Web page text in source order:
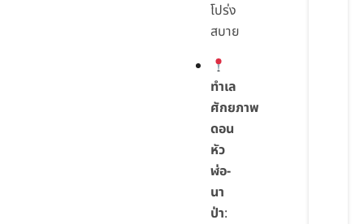
โปร่ง
สบาย
ทำเล
ศักยภาพ
ดอน
หัว
ฬ่อ-
นา
ป่า: